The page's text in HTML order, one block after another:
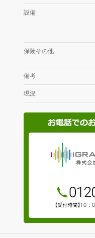
設備
保険その他
備考
現況